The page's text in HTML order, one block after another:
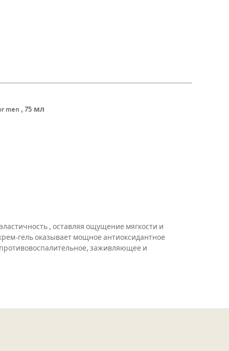
men , 75 мл
, оставляя ощущение мягкости и
гель оказывает мощное антиоксидантное
заживляющее и